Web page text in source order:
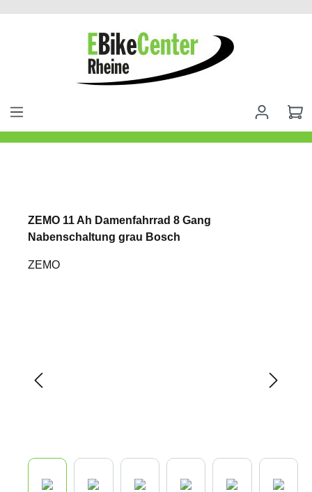
springen
ZEMO 11 Ah Damenfahrrad 8 Gang
Nabenschaltung grau Bosch
ZEMO